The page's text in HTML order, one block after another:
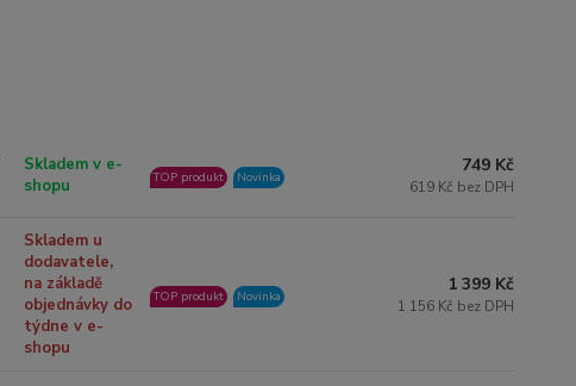
Skladem v e-
shopu
TOP produkt Novinka
749 Kč
619 Kč bez DPH
Skladem u
dodavatele,
na základě
objednávky do
týdne v e-
shopu
TOP produkt Novinka
1 399 Kč
1 156 Kč bez DPH